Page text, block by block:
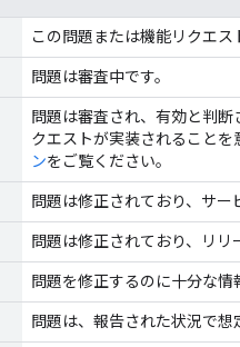
この問題または機能リクエス
問題は審査中です。
問題は審査され、有効と判
クエストが実装されること
ンをご覧ください。
問題は修正されており、サー
問題は修正されており、リリ
問題を修正するのに十分な情
問題は、報告された状況で想